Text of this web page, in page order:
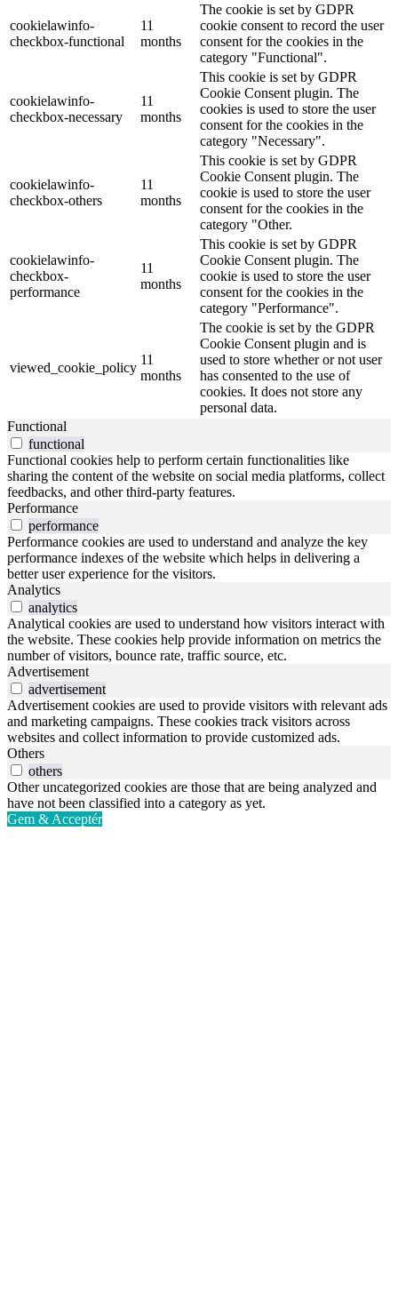
cookielawinfo-
checkbox-functional
11
months
The cookie is set by GDPR
cookie consent to record the user
consent for the cookies in the
category "Functional".
cookielawinfo-
checkbox-necessary
11
months
This cookie is set by GDPR
Cookie Consent plugin. The
cookies is used to store the user
consent for the cookies in the
category "Necessary".
cookielawinfo-
checkbox-others
11
months
This cookie is set by GDPR
Cookie Consent plugin. The
cookie is used to store the user
consent for the cookies in the
category "Other.
cookielawinfo-
checkbox-
performance
11
months
This cookie is set by GDPR
Cookie Consent plugin. The
cookie is used to store the user
consent for the cookies in the
category "Performance".
viewed_cookie_policy
11
months
The cookie is set by the GDPR
Cookie Consent plugin and is
used to store whether or not user
has consented to the use of
cookies. It does not store any
personal data.
Functional
functional
Functional cookies help to perform certain functionalities like
sharing the content of the website on social media platforms, collect
feedbacks, and other third-party features.
Performance
performance
Performance cookies are used to understand and analyze the key
performance indexes of the website which helps in delivering a
better user experience for the visitors.
Analytics
analytics
Analytical cookies are used to understand how visitors interact with
the website. These cookies help provide information on metrics the
number of visitors, bounce rate, traffic source, etc.
Advertisement
advertisement
Advertisement cookies are used to provide visitors with relevant ads
and marketing campaigns. These cookies track visitors across
websites and collect information to provide customized ads.
Others
others
Other uncategorized cookies are those that are being analyzed and
have not been classified into a category as yet.
Gem & Acceptér